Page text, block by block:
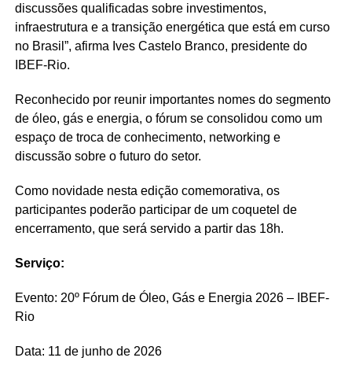
discussões qualificadas sobre investimentos,
infraestrutura e a transição energética que está em curso
no Brasil”, afirma Ives Castelo Branco, presidente do
IBEF-Rio.
Reconhecido por reunir importantes nomes do segmento
de óleo, gás e energia, o fórum se consolidou como um
espaço de troca de conhecimento, networking e
discussão sobre o futuro do setor.
Como novidade nesta edição comemorativa, os
participantes poderão participar de um coquetel de
encerramento, que será servido a partir das 18h.
Serviço:
Evento: 20º Fórum de Óleo, Gás e Energia 2026 – IBEF-
Rio
Data: 11 de junho de 2026